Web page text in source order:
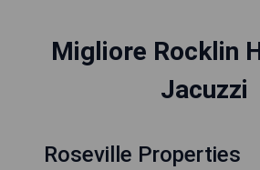
Migliore Rocklin
Jacuzzi
Roseville Properties